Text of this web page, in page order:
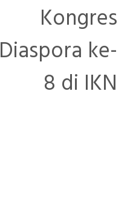
Kongres
Diaspora ke-
8 di IKN